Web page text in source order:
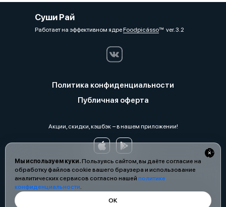
Мы используем куки.Пользуясь сайтом, вы даёте согласие на
обработку файлов cookie вашего браузера и использование
аналитических сервисов согласно нашей политике
конфиденциальности.
ОК
Суши Рай
Работает на эффективном ядреFoodpicássover. 3.2
Политика конфиденциальности
Публичная оферта
Акции, скидки, кэшбэк − в нашем приложении!